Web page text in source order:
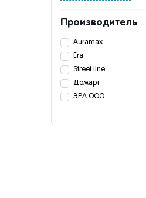
Производитель
Auramax
Era
Street line
Домарт
ЭРА ООО